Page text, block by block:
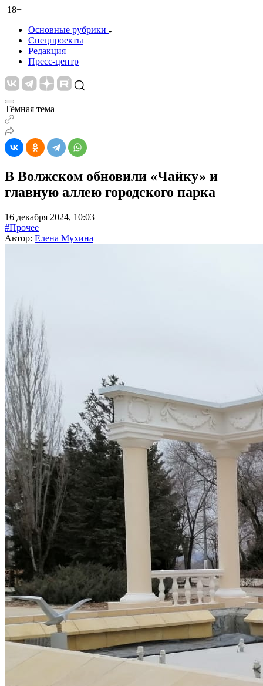
18+
Основные рубрики
Спецпроекты
Редакция
Пресс-центр
Тёмная тема
В Волжском обновили «Чайку» и
главную аллею городского парка
16 декабря 2024, 10:03
#Прочее
Автор: Елена Мухина